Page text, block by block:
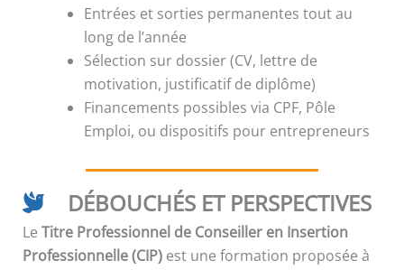
Entrées et sorties permanentes tout au
long de l’année
Sélection sur dossier (CV, lettre de
motivation, justificatif de diplôme)
Financements possibles via CPF, Pôle
Emploi, ou dispositifs pour entrepreneurs
DÉBOUCHÉS ET PERSPECTIVES
Le Titre Professionnel de Conseiller en Insertion
Professionnelle (CIP) est une formation proposée à